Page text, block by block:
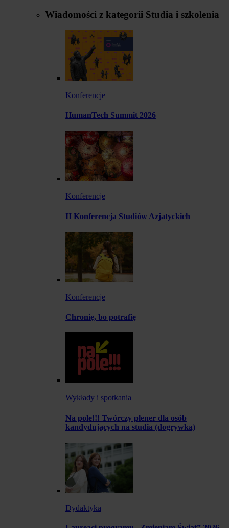
Wiadomości z kategorii Studia i szkolenia
Konferencje
HumanTech Summit 2026
Konferencje
II Konferencja Studiów Azjatyckich
Konferencje
Chronię, bo potrafię
Wykłady i spotkania
Na pole!!! Twórczy plener dla osób
kandydujących na studia (dogrywka)
Dydaktyka